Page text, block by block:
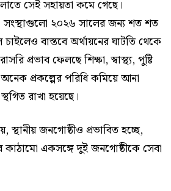
সেই সহায়তা কমে গেছে।
সংস্থাগুলো ২০২৬ সালের জন্য শত শত
বাস্তবে অর্থায়নের ঘাটতি থেকে
প্রভাব ফেলছে শিক্ষা, স্বাস্থ্য, পুষ্টি
প্রকল্পের পরিধি কমিয়ে আনা
রাখা হয়েছে।
জনগোষ্ঠীও প্রভাবিত হচ্ছে,
কাঠামো একসঙ্গে দুই জনগোষ্ঠীকে সেবা